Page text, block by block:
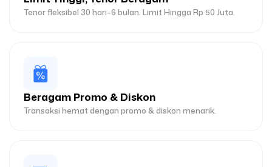
Tenor fleksibel 30 hari–6 bulan. Limit Hingga Rp 50 Juta.
Beragam Promo & Diskon
Transaksi hemat dengan promo & diskon menarik.